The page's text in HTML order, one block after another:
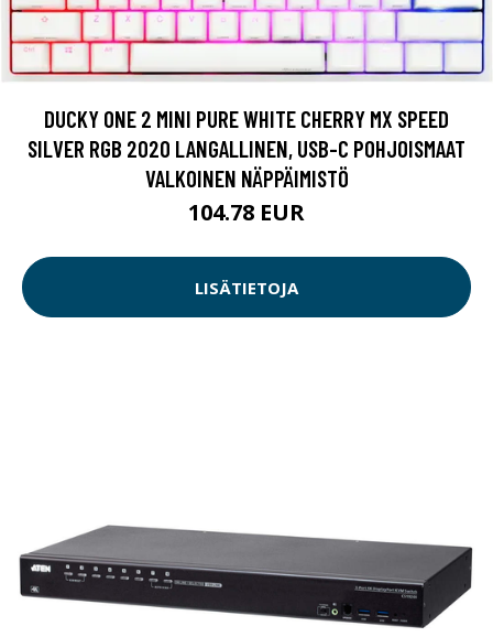
DUCKY ONE 2 MINI PURE WHITE CHERRY MX SPEED
SILVER RGB 2020 LANGALLINEN, USB-C POHJOISMAAT
VALKOINEN NÄPPÄIMISTÖ
104.78 EUR
LISÄTIETOJA